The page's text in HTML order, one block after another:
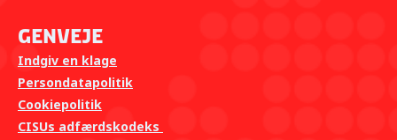
Genveje
Indgiv en klage
Persondatapolitik
Cookiepolitik
CISUs adfærdskodeks